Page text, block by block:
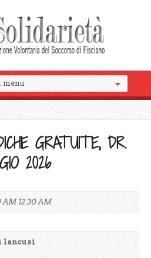
GRATUITE, DR.
2026
AM 12.30 AM
lancusi